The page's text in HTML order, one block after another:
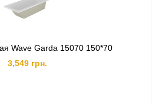
Wave Garda 15070 150*70
3,549 грн.